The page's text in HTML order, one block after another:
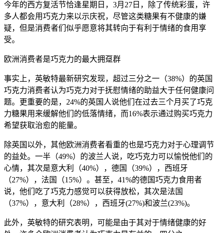
今年的西方复活节恰逢星期日，3月27日，除了传统彩蛋，许
多人都会用巧克力来以示庆祝，尽管这类糖果有不健康的嫌
疑，但是消费者们似乎愿意将其转向于有利于情绪的食用享
受。
欧洲消费者是巧克力的最大拥趸群
事实上，英敏特最新研究发现，超过三分之一（38%）的英国
巧克力消费者认为巧克力对于抚慰情绪的助益大于任何健康问
题。更重要的是，24%的英国人说他们在过去三个月买了巧克
力糖果用来缓解他们的低落情绪，而16%表示通过购买巧克力
希望获取治愈的能量。
除英国以外，其他欧洲消费者看重的也是巧克力对于心理调节
的益处。一半（49%）的波兰人说，吃巧克力可以愉悦他们的
心情，其次是意大利（40%），德国（39%），西班牙
（27%），法国（15%）。甚至，41%的德国巧克力食用者
说，他们吃了巧克力感觉可以获得放松，其次是法国
（37%），意大利（28%），西班牙(27%)和波兰(23%)。
此外，英敏特的研究表明，可能是由于其对于情绪健康的好